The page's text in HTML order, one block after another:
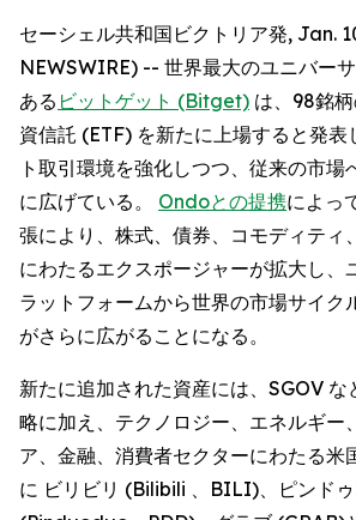
セーシェル共和国ビクトリア発, Jan.
NEWSWIRE) -- 世界最大のユニバー
ある ビットゲット (Bitget) は、98銘
資信託 (ETF) を新たに上場すると発表
ト取引環境を強化しつつ、従来の市場
に広げている。 Ondoとの提携によっ
張により、株式、債券、コモディティ
にわたるエクスポージャーが拡大し、
ラットフォームから世界の市場サイク
がさらに広がることになる。
新たに追加された資産には、SGOV な
略に加え、テクノロジー、エネルギー
ア、金融、消費者セクターにわたる米
に ビリビリ (Bilibili 、BILI)、ピンド